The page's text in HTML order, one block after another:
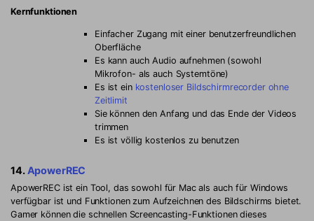
Kernfunktionen
Einfacher Zugang mit einer benutzerfreundlichen
Oberfläche
Es kann auch Audio aufnehmen (sowohl
Mikrofon- als auch Systemtöne)
Es ist ein kostenloser Bildschirmrecorder ohne
Zeitlimit
Sie können den Anfang und das Ende der Videos
trimmen
Es ist völlig kostenlos zu benutzen
14. ApowerREC
ApowerREC ist ein Tool, das sowohl für Mac als auch für Windows
verfügbar ist und Funktionen zum Aufzeichnen des Bildschirms bietet.
Gamer können die schnellen Screencasting-Funktionen dieses